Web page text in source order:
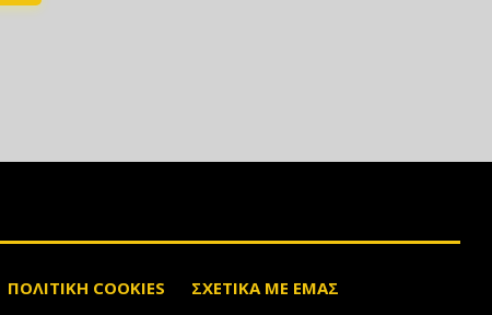
ΠΟΛΙΤΙΚΗ COOKIES ΣΧΕΤΙΚΑ ΜΕ ΕΜΑΣ